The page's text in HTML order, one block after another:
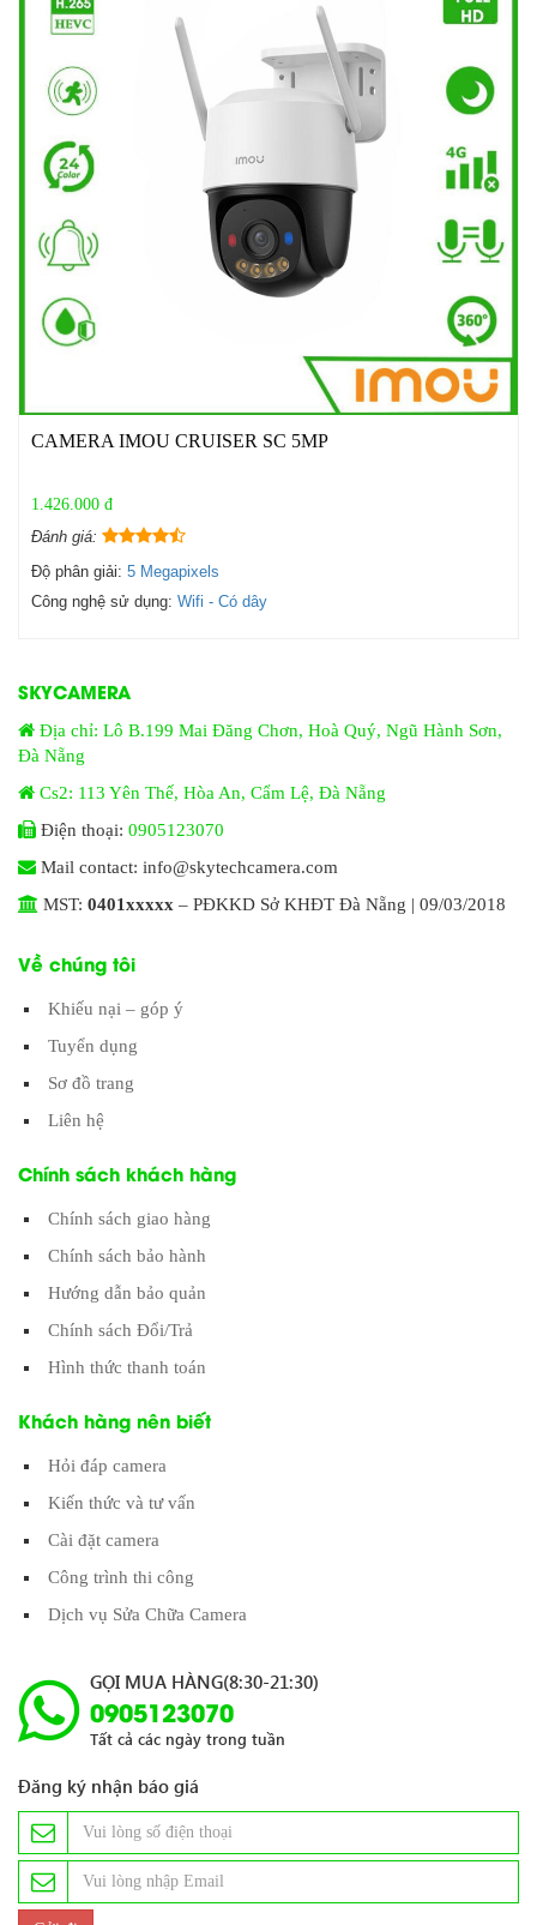
CAMERA IMOU CRUISER SC 5MP
1.426.000 đ
Đánh giá:
Độ phân giải: 5 Megapixels
Công nghệ sử dụng: Wifi - Có dây
SKYCAMERA
Địa chỉ: Lô B.199 Mai Đăng Chơn, Hoà Quý, Ngũ Hành Sơn,
Đà Nẵng
Cs2: 113 Yên Thế, Hòa An, Cẩm Lệ, Đà Nẵng
Điện thoại: 0905123070
Mail contact: info@skytechcamera.com
MST: 0401xxxxx – PĐKKD Sở KHĐT Đà Nẵng | 09/03/2018
Về chúng tôi
Khiếu nại – góp ý
Tuyển dụng
Sơ đồ trang
Liên hệ
Chính sách khách hàng
Chính sách giao hàng
Chính sách bảo hành
Hướng dẫn bảo quản
Chính sách Đổi/Trả
Hình thức thanh toán
Khách hàng nên biết
Hỏi đáp camera
Kiến thức và tư vấn
Cài đặt camera
Công trình thi công
Dịch vụ Sửa Chữa Camera
GỌI MUA HÀNG(8:30-21:30)
0905123070
Tất cả các ngày trong tuần
Đăng ký nhận báo giá